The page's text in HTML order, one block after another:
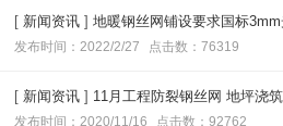
[ 新闻资讯 ] 地暖钢丝网铺设要求国标3mm
发布时间：2022/2/27 点击数：76319
[ 新闻资讯 ] 11月工程防裂钢丝网 地坪浇筑
发布时间：2020/11/16 点击数：92762